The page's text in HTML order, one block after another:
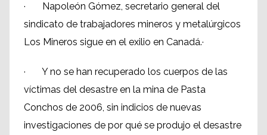
· Napoleón Gómez, secretario general del
sindicato de trabajadores mineros y metalúrgicos
Los Mineros sigue en el exilio en Canadá.·
· Y no se han recuperado los cuerpos de las
víctimas del desastre en la mina de Pasta
Conchos de 2006, sin indicios de nuevas
investigaciones de por qué se produjo el desastre